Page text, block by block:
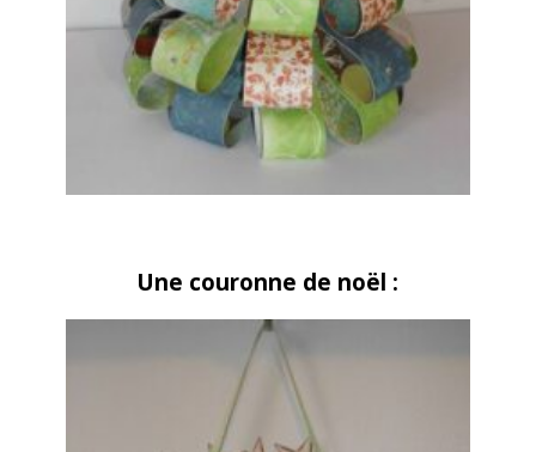
Une couronne de noël :